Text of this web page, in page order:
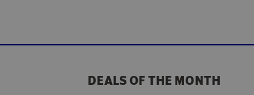
DEALS OF THE MONTH